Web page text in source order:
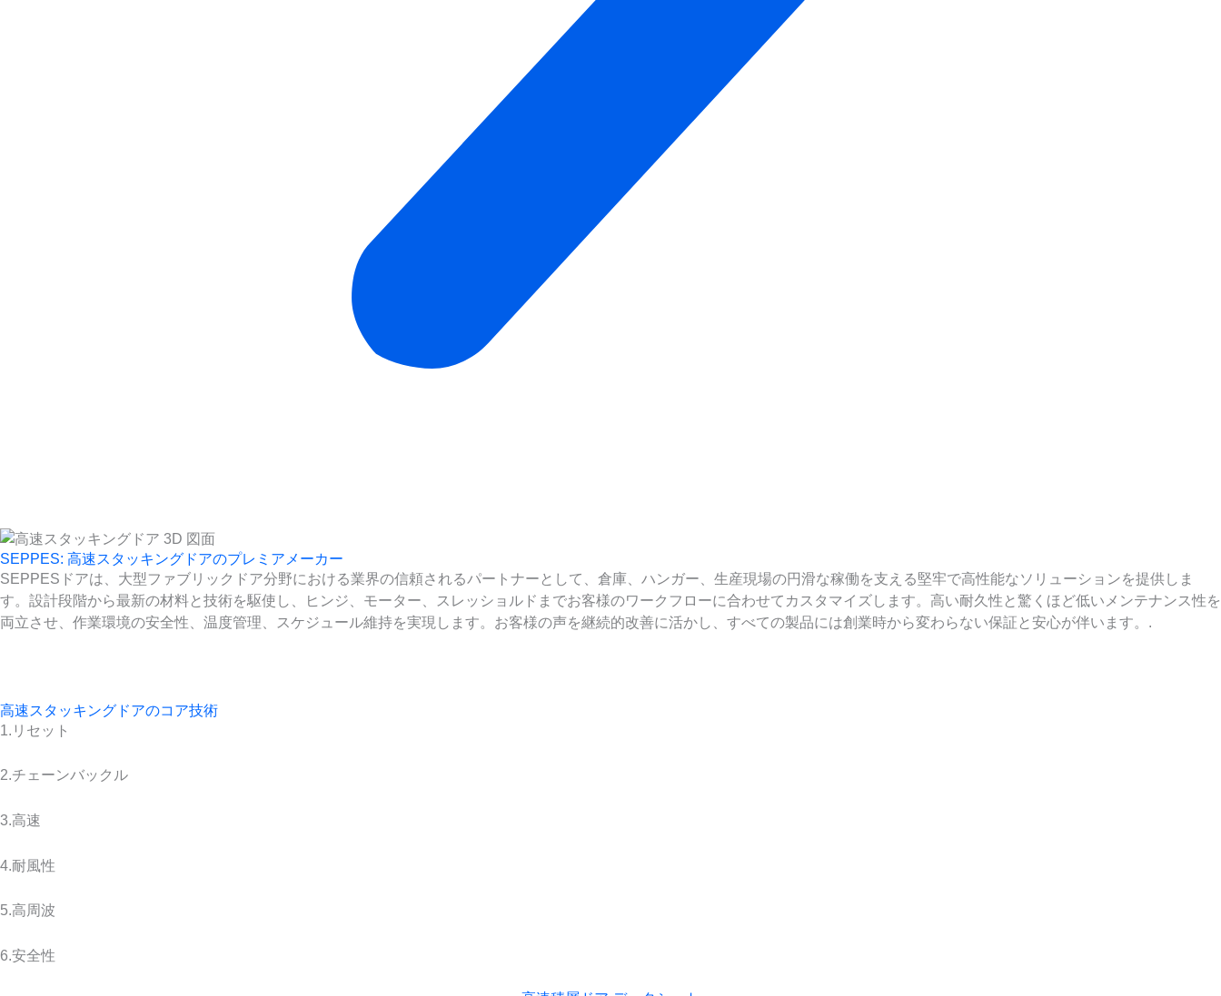
SEPPES: 高速スタッキングドアのプレミアメーカー
SEPPESドアは、大型ファブリックドア分野における業界の信頼されるパートナーとして、倉庫、ハンガー、生産現場の円滑な稼働を支える堅牢で高性能なソリューションを提供しま
す。設計段階から最新の材料と技術を駆使し、ヒンジ、モーター、スレッショルドまでお客様のワークフローに合わせてカスタマイズします。高い耐久性と驚くほど低いメンテナンス性を
両立させ、作業環境の安全性、温度管理、スケジュール維持を実現します。お客様の声を継続的改善に活かし、すべての製品には創業時から変わらない保証と安心が伴います。.
高速スタッキングドアのコア技術
1.リセット
2.チェーンバックル
3.高速
4.耐風性
5.高周波
6.安全性